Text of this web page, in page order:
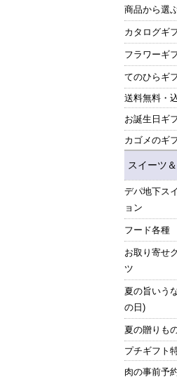
商品から選
カタログギ
フラワーギ
てのひらギ
送料無料・
お誕生日ギ
カゴメのギ
スイーツ
デパ地下ス
ョン
フード各種
お取り寄せ
ツ
夏の旨いう
の日)
夏の贈りも
プチギフト
肉の事前予